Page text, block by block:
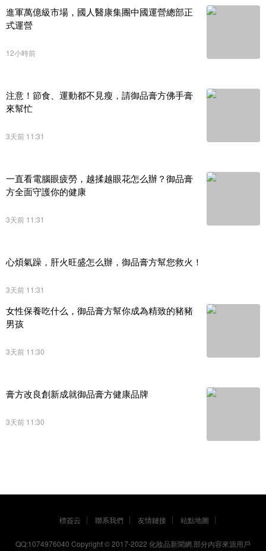
進軍萬億級市場，國人醫康集團中國運營總部正
式運營
12小時前
注意！節食、運動都不見瘦，請御品膏方佛手膏
來幫忙
3天前 11:31
一直看電腦眼疲勞，越揉越眼花怎么辦？御品膏
方全面守護你的健康
3天前 11:31
心煩氣躁，肝火旺盛怎么辦，御品膏方幫您救火！
3天前 11:31
女性保養吃什么，御品膏方幫你成為精致的豬豬
男孩
3天前 11:30
膏方改良創新成就御品膏方健康品牌
3天前 11:30
標簽云 聯系我們 友情鏈接 站點地圖
QQ:1074976040 Copyright © 2017-2022 化妝品新聞網.部分內容來源用戶